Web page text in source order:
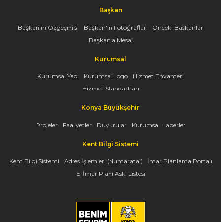
Başkan
Başkan'ın Özgeçmişi Başkan'ın Fotoğrafları
Önceki Başkanlar
Başkan'a Mesaj
Kurumsal
Kurumsal Yapı Kurumsal Logo
Hizmet Envanteri
Hizmet Standartları
Konya Büyükşehir
Projeler Faaliyetler Duyurular Kurumsal Haberler
Kent Bilgi Sistemi
Kent Bilgi Sistemi Adres İşlemleri (Numarataj)
İmar Planlama Portalı
E-İmar Planı Askı Listesi